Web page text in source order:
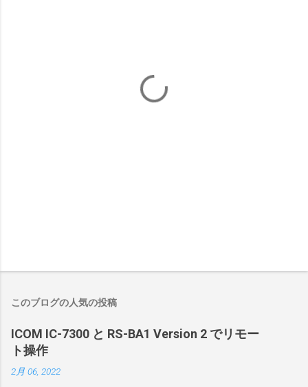
このブログの人気の投稿
ICOM IC-7300 と RS-BA1 Version 2 でリモー
ト操作
2月 06, 2022